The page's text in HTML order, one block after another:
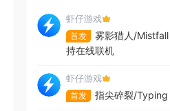
虾仔游戏
首发
雾影猎人/
持在线联机
虾仔游戏
首发 指尖碎裂/Typing